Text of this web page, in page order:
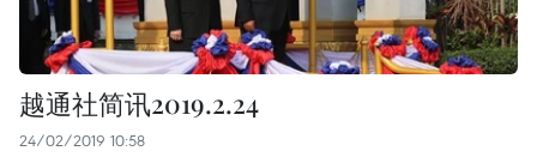
越通社简讯2019.2.24
24/02/2019 10:58